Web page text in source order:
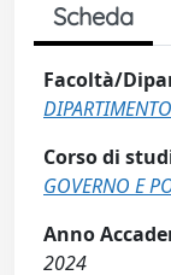
Scheda
Facoltà/
Corso di
GOVERNO E
Anno
2024